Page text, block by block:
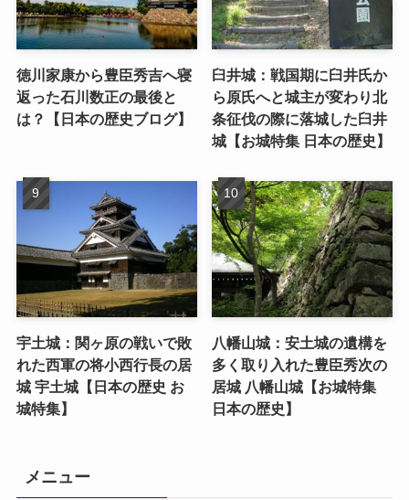
徳川家康から豊臣秀吉へ寝
返った石川数正の最後と
は？【日本の歴史ブログ】
臼井城：戦国期に臼井氏か
ら原氏へと城主が変わり北
条征伐の際に落城した臼井
城【お城特集 日本の歴史】
宇土城：関ヶ原の戦いで敗
れた西軍の将小西行長の居
城 宇土城【日本の歴史 お
城特集】
八幡山城：安土城の遺構を
多く取り入れた豊臣秀次の
居城 八幡山城【お城特集
日本の歴史】
メニュー